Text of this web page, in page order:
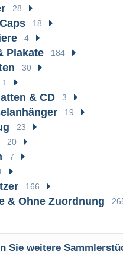
28
18
4
Plakate 184
30
1
& CD 3
19
23
20
7
166
& Ohne Zuordnung
Sie weitere